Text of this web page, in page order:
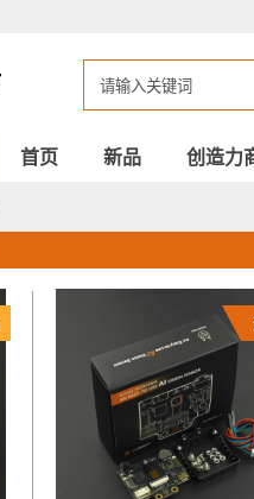
首页 新品 创造力